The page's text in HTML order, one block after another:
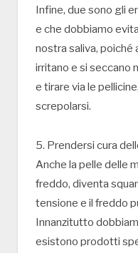
Infine, due sono gli
e che dobbiamo
nostra saliva, poiché
irritano e si seccano
e tirare via le
screpolarsi.
5. Prendersi cura
Anche la pelle delle
freddo, diventa
tensione e il freddo
Innanzitutto
esistono prodotti